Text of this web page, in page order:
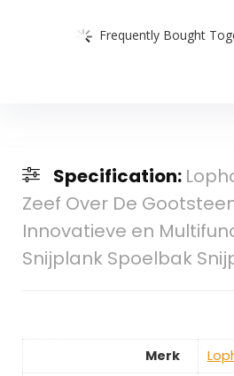
Frequently Bought
Specification:
Zeef Over De
Innovatieve en
Snijplank Spoelbak
Merk